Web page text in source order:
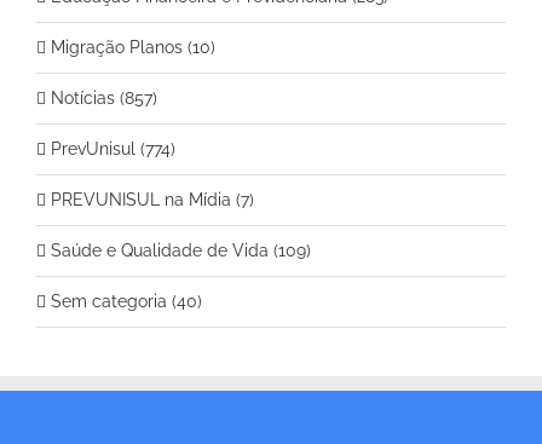
Migração Planos (10)
Notícias (857)
PrevUnisul (774)
PREVUNISUL na Mídia (7)
Saúde e Qualidade de Vida (109)
Sem categoria (40)